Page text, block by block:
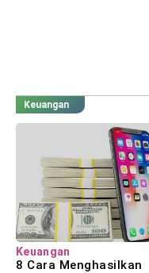
Keuangan
Keuangan
8 Cara Menghasilkan